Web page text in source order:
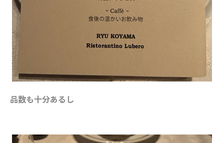
品数も十分あるし